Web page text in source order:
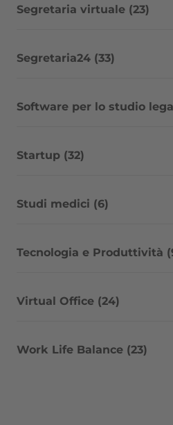
Segretaria virtuale (23)
Segretaria24 (33)
Software per lo studio
Startup (32)
Studi medici (6)
Tecnologia e Produttività
Virtual Office (24)
Work Life Balance (23)